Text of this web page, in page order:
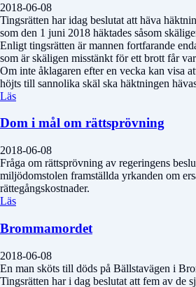
2018-06-08
Tingsrätten har idag beslutat att häva
som den 1 juni 2018 häktades såsom
Enligt tingsrätten är mannen fortfarande
som är skäligen misstänkt för ett brott får
Om inte åklagaren efter en vecka kan visa
höjts till sannolika skäl ska häktningen
Läs
Dom i mål om rättsprövning
2018-06-08
Fråga om rättsprövning av regeringens
miljödomstolen framställda yrkanden om
rättegångskostnader.
Läs
Brommamordet
2018-06-08
En man sköts till döds på Bällstavägen i
Tingsrätten har i dag beslutat att fem av de